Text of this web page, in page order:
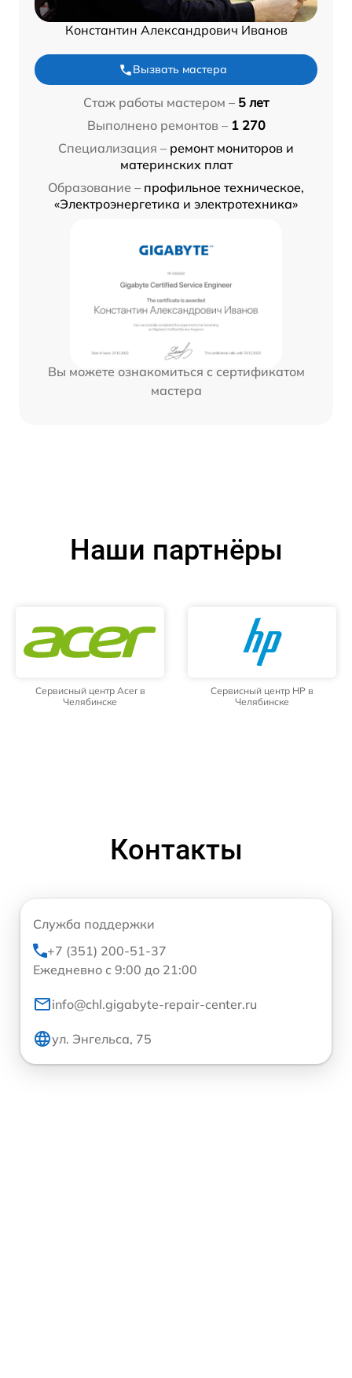
Константин Александрович Иванов
Вызвать мастера
Стаж работы мастером – 5 лет
Выполнено ремонтов – 1 270
Специализация – ремонт мониторов и
материнских плат
Образование – профильное техническое,
«Электроэнергетика и электротехника»
Вы можете ознакомиться с сертификатом
мастера
Наши партнёры
Сервисный центр Acer в
Челябинске
Сервисный центр HP в
Челябинске
Контакты
Служба поддержки
+7 (351) 200-51-37
Ежедневно с 9:00 до 21:00
info@chl.gigabyte-repair-center.ru
ул. Энгельса, 75